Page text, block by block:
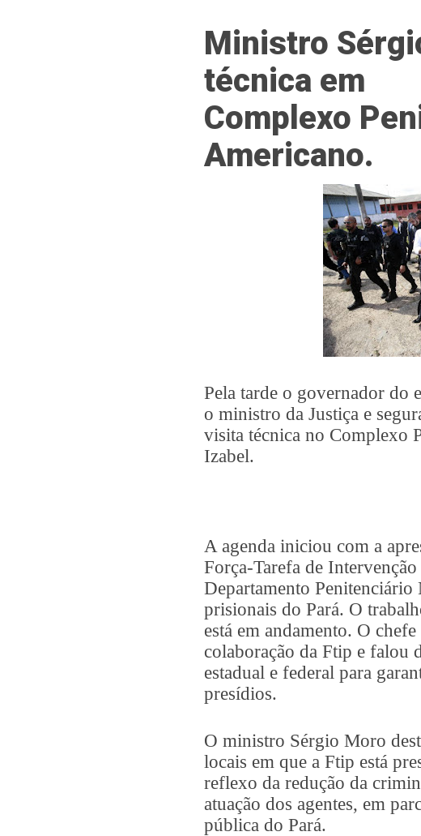
Ministro
técnica em
Complexo
Americano.
Pela tarde o governador do
o ministro da Justiça e
visita técnica no Complexo
Izabel.
A agenda iniciou com a
Força-Tarefa de
Departamento
prisionais do Pará. O
está em andamento. O
colaboração da Ftip e falou
estadual e federal para
presídios.
O ministro Sérgio Moro
locais em que a Ftip está
reflexo da redução da
atuação dos agentes, em
pública do Pará.